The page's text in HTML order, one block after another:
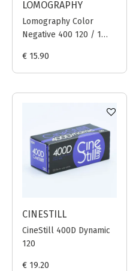
LOMOGRAPHY
Lomography Color
Negative 400 120 / 1
€ 15.90
CINESTILL
CineStill 400D Dynamic
120
€ 19.20